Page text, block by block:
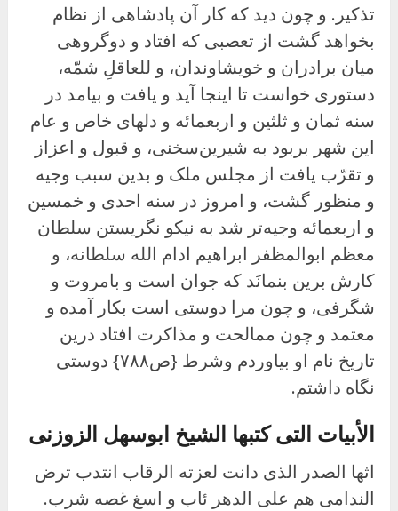
تذکیر. و چون دید که کار آن پادشاهی از نظام
بخواهد گشت از تعصبی که افتاد و دوگروهی
میان برادران و خویشاوندان، و للعاقلِ شمّه،
دستوری خواست تا اینجا آید و یافت و بیامد در
سنه ثمان و ثلثین و اربعمائه و دلهای خاص و عام
این شهر بربود به شیرین‌سخنی، و قبول و اعزاز
و تقرّب یافت از مجلس ملک و بدین سبب وجیه
و منظور گشت، و امروز در سنه احدى و خمسین
و اربعمائه وجیه‌تر شد به نیکو نگریستن سلطان
معظم ابوالمظفر ابراهیم ادام الله سلطانه، و
کارش برین بنمانَد که جوان است و بامروت و
شگرفی، و چون مرا دوستی است بکار آمده و
معتمد و چون ممالحت و مذاکرت افتاد درین
تاریخ نام او بیاوردم وشرط {ص۷۸۸} دوستی
نگاه داشتم.
الأبیات التی کتبها الشیخ ابوسهل الزوزنی
اثها الصدر الذی دانت لعزته الرقاب انتدب ترض
الندامی هم على الدهر ئاب و اسغ غصه شرب.